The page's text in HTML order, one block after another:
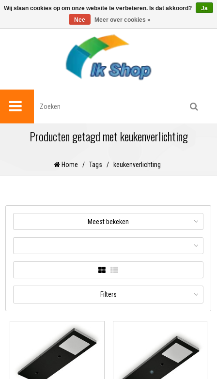
0
Producten getagd met keukenverlichting
Home / Tags / keukenverlichting
Meest bekeken
Filters
Wij slaan cookies op om onze website te verbeteren. Is dat akkoord?
Ja
Nee
Meer over cookies »